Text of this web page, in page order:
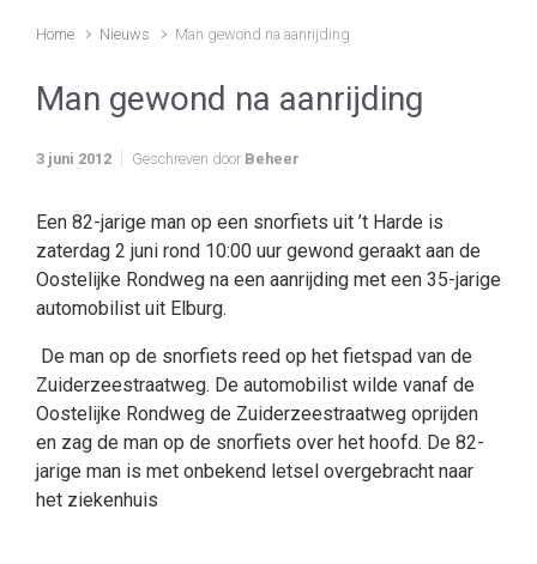
Home Nieuws Man gewond na aanrijding
Man gewond na aanrijding
3 juni 2012 Geschreven door Beheer
Een 82-jarige man op een snorfiets uit ’t Harde is
zaterdag 2 juni rond 10:00 uur gewond geraakt aan de
Oostelijke Rondweg na een aanrijding met een 35-jarige
automobilist uit Elburg.
De man op de snorfiets reed op het fietspad van de
Zuiderzeestraatweg. De automobilist wilde vanaf de
Oostelijke Rondweg de Zuiderzeestraatweg oprijden
en zag de man op de snorfiets over het hoofd. De 82-
jarige man is met onbekend letsel overgebracht naar
het ziekenhuis